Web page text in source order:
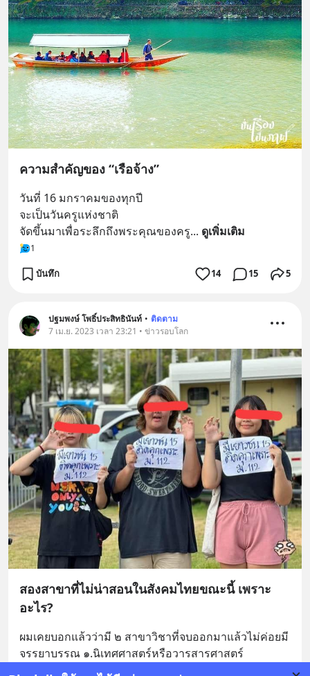
ความสำคัญของ “เรือจ้าง”
วันที่ 16 มกราคมของทุกปี
จะเป็นวันครูแห่งชาติ
จัดขึ้นมาเพื่อระลึกถึงพระคุณของครู... ดูเพิ่มเติม
1
บันทึก 14 15 5
ปฐมพงษ์ โพธิ์ประสิทธินันท์ • ติดตาม
7 เม.ย. 2023 เวลา 23:21 • ข่าวรอบโลก
สองสาขาที่ไม่น่าสอนในสังคมไทยขณะนี้ เพราะ
อะไร?
ผมเคยบอกแล้วว่ามี ๒ สาขาวิชาที่จบออกมาแล้วไม่ค่อยมี
จรรยาบรรณ ๑.นิเทศศาสตร์หรือวารสารศาสตร์
๒.รัฐศาสตร์... อ่านต่อ